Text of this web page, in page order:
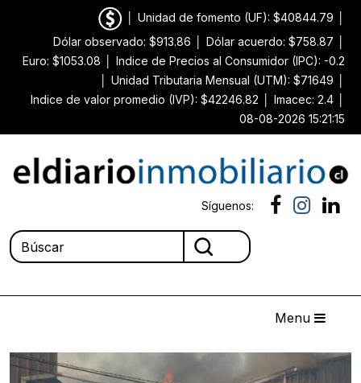
Unidad de fomento (UF): $40844.79
Dólar observado: $913.86
Dólar acuerdo: $758.87
Euro: $1053.08
Indice de Precios al Consumidor (IPC): -0.2
Unidad Tributaria Mensual (UTM): $71649
Indice de valor promedio (IVP): $42246.82
Imacec: 2.4
08-08-2026 15:21:15
Síguenos:
Menu